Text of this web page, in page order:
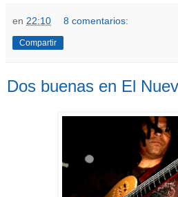
en 22:10 8 comentarios:
Compartir
Dos buenas en El